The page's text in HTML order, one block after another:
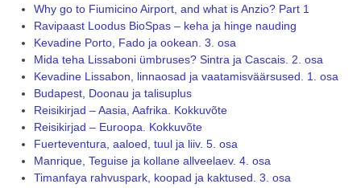
Why go to Fiumicino Airport, and what is Anzio? Part 1
Ravipaast Loodus BioSpas – keha ja hinge nauding
Kevadine Porto, Fado ja ookean. 3. osa
Mida teha Lissaboni ümbruses? Sintra ja Cascais. 2. osa
Kevadine Lissabon, linnaosad ja vaatamisväärsused. 1. osa
Budapest, Doonau ja talisuplus
Reisikirjad – Aasia, Aafrika. Kokkuvõte
Reisikirjad – Euroopa. Kokkuvõte
Fuerteventura, aaloed, tuul ja liiv. 5. osa
Manrique, Teguise ja kollane allveelaev. 4. osa
Timanfaya rahvuspark, koopad ja kaktused. 3. osa